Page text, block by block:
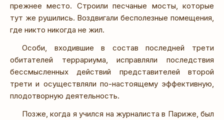
прежнее место. Строили песчаные мосты, которые
тут же рушились. Воздвигали бесполезные помещения,
где никто никогда не жил.
Особи, входившие в состав последней трети
обитателей террариума, исправляли последствия
бессмысленных действий представителей второй
трети и осуществляли по-настоящему эффективную,
плодотворную деятельность.
Позже, когда я учился на журналиста в Париже, был